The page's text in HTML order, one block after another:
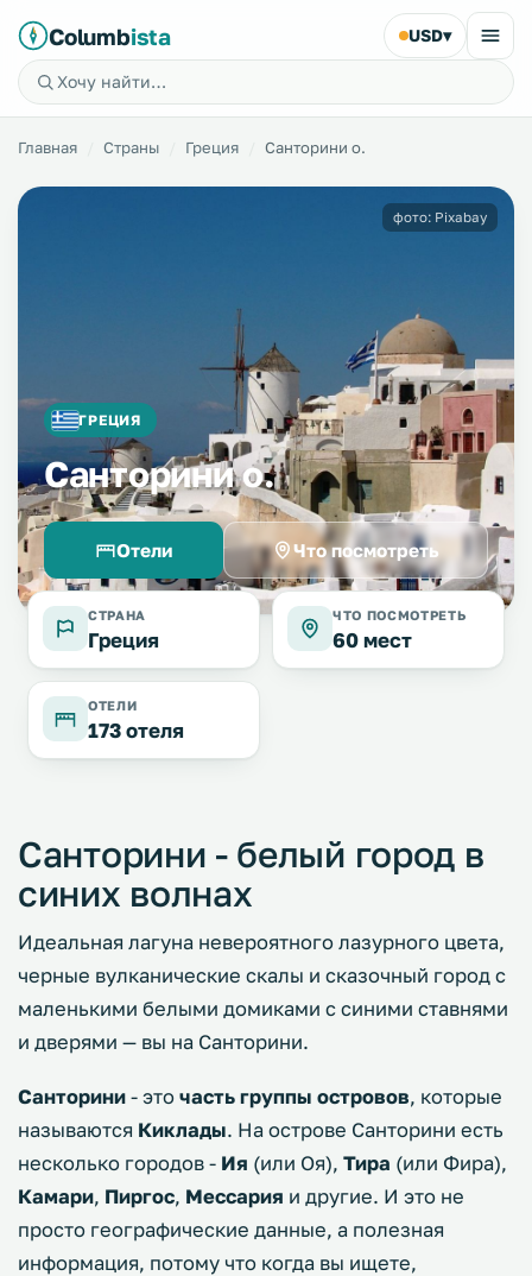
Columbista USD▾
Главная Страны Греция Санторини о.
ГРЕЦИЯ
Санторини о.
Отели Что посмотреть
фото: Pixabay
СТРАНА
Греция
ЧТО ПОСМОТРЕТЬ
60 мест
ОТЕЛИ
173 отеля
Санторини - белый город в
синих волнах
Идеальная лагуна невероятного лазурного цвета,
черные вулканические скалы и сказочный город с
маленькими белыми домиками с синими ставнями
и дверями — вы на Санторини.
Санторини - это часть группы островов, которые
называются Киклады. На острове Санторини есть
несколько городов - Ия (или Оя), Тира (или Фира),
Камари, Пиргос, Мессария и другие. И это не
просто географические данные, а полезная
информация, потому что когда вы ищете,